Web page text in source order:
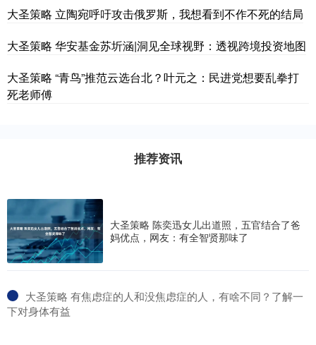
大圣策略 立陶宛呼吁攻击俄罗斯，我想看到不作不死的结局
大圣策略 华安基金苏圻涵|洞见全球视野：透视跨境投资地图
大圣策略 “青鸟”推范云选台北？叶元之：民进党想要乱拳打
死老师傅
推荐资讯
大圣策略 陈奕迅女儿出道照，五官结合了爸
妈优点，网友：有全智贤那味了
​大圣策略 有焦虑症的人和没焦虑症的人，有啥不同？了解一
下对身体有益